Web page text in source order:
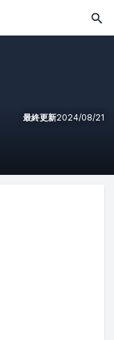
最終更新2024/08/21